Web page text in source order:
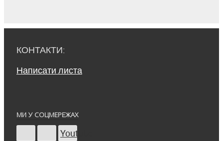
КОНТАКТИ:
Написати листа
МИ У СОЦМЕРЕЖАХ
Youtube